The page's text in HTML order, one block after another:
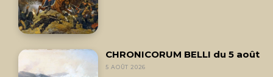
CHRONICORUM BELLI du 5 août
5 AOÛT 2026